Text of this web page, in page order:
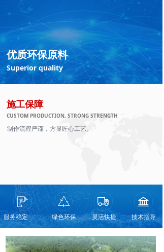
优质环保原料
Superior quality
施工保障
CUSTOM PRODUCTION, STRONG STRENGTH
制作流程严谨，方显匠心工艺。
服务稳定 绿色环保 灵活快捷 技术指导